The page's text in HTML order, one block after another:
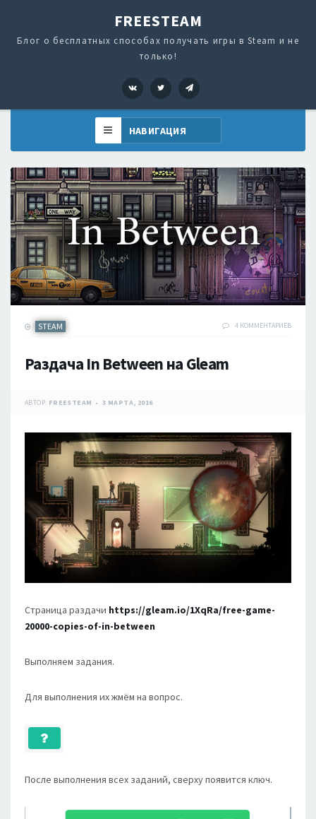
FREESTEAM
Блог о бесплатных способах получать игры в Steam и не
только!
VK Twitter
STEAM 4 КОММЕНТАРИЕВ
Раздача In Between на Gleam
АВТОР: FREESTEAM 3 МАРТА, 2016
Страница раздачи https://gleam.io/1XqRa/free-game-
20000-copies-of-in-between
Выполняем задания.
Для выполнения их жмём на вопрос.
После выполнения всех заданий, сверху появится ключ.